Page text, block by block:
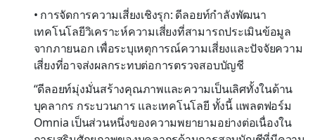
• การจัดการความเสี่ยงเชิงรุก: ดีลอยท์กำลังพัฒนา
เทคโนโลยีวิเคราะห์ความเสี่ยงที่สามารถประเมินข้อมูล
จากภายนอก เพื่อระบุเหตุการณ์ความเสี่ยงและปัจจัยความ
เสี่ยงที่อาจส่งผลกระทบต่อการตรวจสอบบัญชี
“ดีลอยท์มุ่งมั่นสร้างคุณภาพและความเป็นเลิศทั้งในด้าน
บุคลากร กระบวนการ และเทคโนโลยี ทั้งนี้ แพลตฟอร์ม
Omnia เป็นส่วนหนึ่งของความพยายามอย่างต่อเนื่องใน